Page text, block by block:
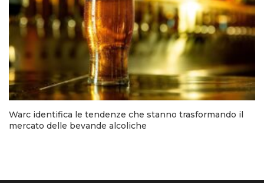
Warc identifica le tendenze che stanno trasformando il
mercato delle bevande alcoliche